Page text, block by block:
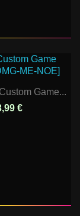
Game...
€